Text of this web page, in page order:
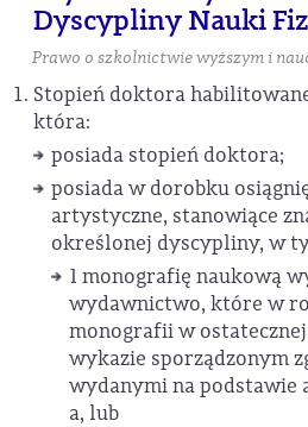
Dyscypliny Nauki
Prawo o szkolnictwie wyższym i
Stopień doktora
która:
posiada stopień doktora;
posiada w dorobku
artystyczne, stanowiące
określonej dyscypliny, w
1 monografię naukową
wydawnictwo, które w
monografii w
wykazie sporządzonym
wydanymi na podstawie
a, lub